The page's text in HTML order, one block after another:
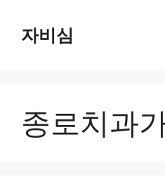
자비심
종로치과